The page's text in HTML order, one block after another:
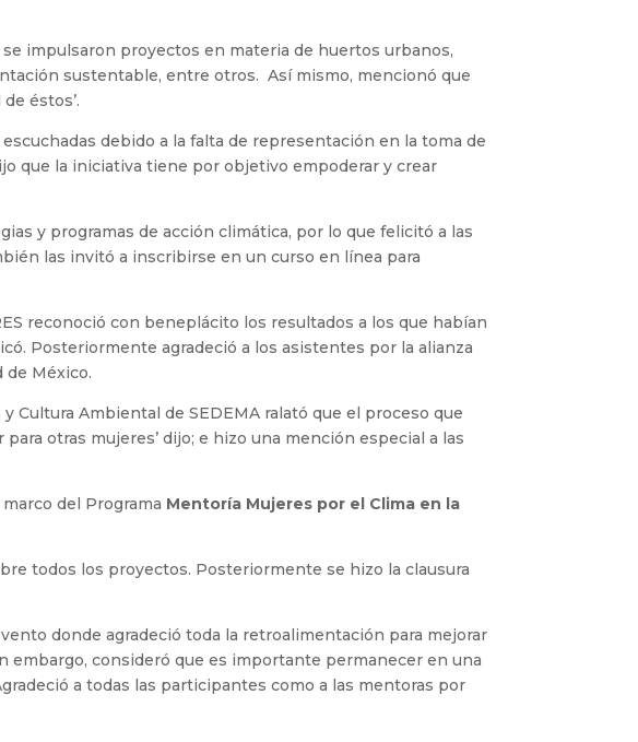
impulsaron proyectos en materia de huertos urbanos,
sustentable, entre otros. Así mismo, mencionó que
éstos’.
debido a la falta de representación en la toma de
que la iniciativa tiene por objetivo empoderar y crear
y programas de acción climática, por lo que felicitó a las
las invitó a inscribirse en un curso en línea para
reconoció con beneplácito los resultados a los que habían
Posteriormente agradeció a los asistentes por la alianza
de México.
Cultura Ambiental de SEDEMA ralató que el proceso que
otras mujeres’ dijo; e hizo una mención especial a las
del Programa Mentoría Mujeres por el Clima en la
todos los proyectos. Posteriormente se hizo la clausura
donde agradeció toda la retroalimentación para mejorar
embargo, consideró que es importante permanecer en una
a todas las participantes como a las mentoras por